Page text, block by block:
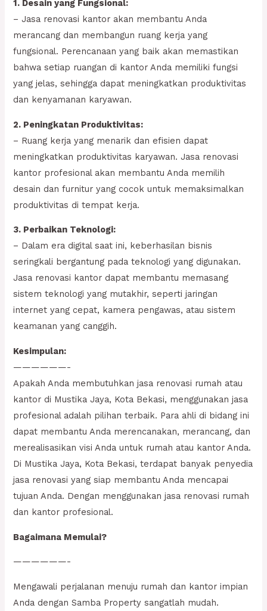
1. Desain yang Fungsional:
– Jasa renovasi kantor akan membantu Anda
merancang dan membangun ruang kerja yang
fungsional. Perencanaan yang baik akan memastikan
bahwa setiap ruangan di kantor Anda memiliki fungsi
yang jelas, sehingga dapat meningkatkan produktivitas
dan kenyamanan karyawan.
2. Peningkatan Produktivitas:
– Ruang kerja yang menarik dan efisien dapat
meningkatkan produktivitas karyawan. Jasa renovasi
kantor profesional akan membantu Anda memilih
desain dan furnitur yang cocok untuk memaksimalkan
produktivitas di tempat kerja.
3. Perbaikan Teknologi:
– Dalam era digital saat ini, keberhasilan bisnis
seringkali bergantung pada teknologi yang digunakan.
Jasa renovasi kantor dapat membantu memasang
sistem teknologi yang mutakhir, seperti jaringan
internet yang cepat, kamera pengawas, atau sistem
keamanan yang canggih.
Kesimpulan:
——————-
Apakah Anda membutuhkan jasa renovasi rumah atau
kantor di Mustika Jaya, Kota Bekasi, menggunakan jasa
profesional adalah pilihan terbaik. Para ahli di bidang ini
dapat membantu Anda merencanakan, merancang, dan
merealisasikan visi Anda untuk rumah atau kantor Anda.
Di Mustika Jaya, Kota Bekasi, terdapat banyak penyedia
jasa renovasi yang siap membantu Anda mencapai
tujuan Anda. Dengan menggunakan jasa renovasi rumah
dan kantor profesional.
Bagaimana Memulai?
——————-
Mengawali perjalanan menuju rumah dan kantor impian
Anda dengan Samba Property sangatlah mudah.